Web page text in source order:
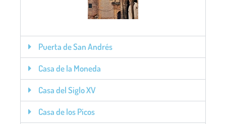
Puerta de San Andrés
Casa de la Moneda
Casa del Siglo XV
Casa de los Picos